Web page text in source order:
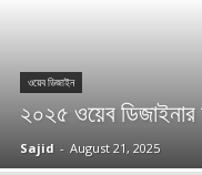
ওয়েব ডিজাইন
২০২৫ ওয়েব ডিজাইনার
Sajid - August 21, 2025